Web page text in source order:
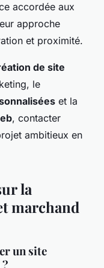
accordée aux
approche
et proximité.
de site
le
et la
, contacter
ambitieux en
la
marchand
un site